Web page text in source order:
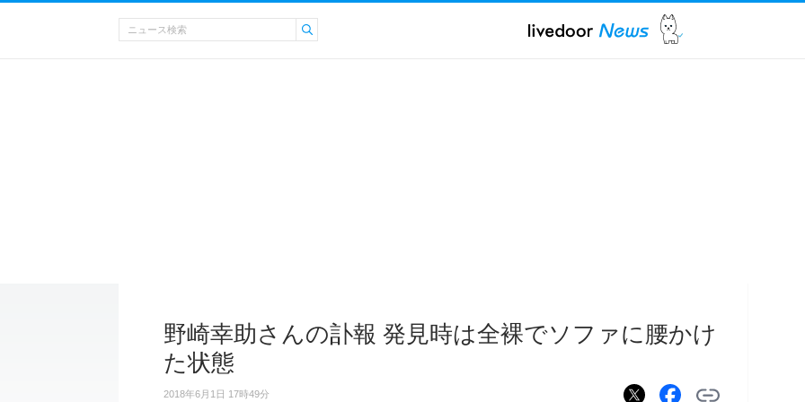
野崎幸助さんの訃報 発見時は全裸でソファに腰かけ
た状態
2018年6月1日 17時49分